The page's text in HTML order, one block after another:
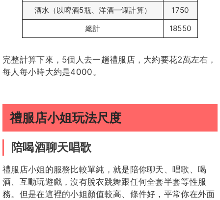
酒水（以啤酒5瓶、洋酒一罐計算）
1750
總計
18550
完整計算下來，5個人去一趟禮服店，大約要花2萬左右，
每人每小時大約是4000。
禮服店小姐玩法尺度
陪喝酒聊天唱歌
禮服店小姐的服務比較單純，就是陪你聊天、唱歌、喝
酒、互動玩遊戲，沒有脫衣跳舞跟任何全套半套等性服
務。但是在這裡的小姐顏值較高、條件好，平常你在外面